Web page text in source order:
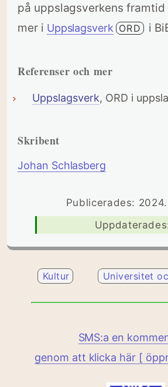
på uppslagsverkens framtid
mer i Uppslagsverk ORD i
Referenser och mer
Uppslagsverk, ORD i
Skribent
Johan Schlasberg
Publicerades:
Kultur Universitet
SMS:a en
genom att klicka här [